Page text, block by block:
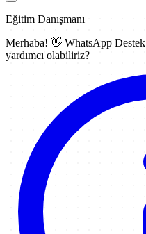
Eğitim Danışmanı
Merhaba! 👋 WhatsApp Destek
yardımcı olabiliriz?